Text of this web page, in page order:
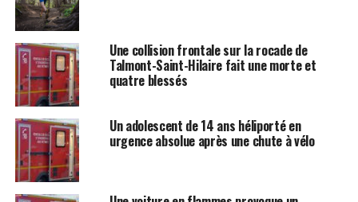
Une collision frontale sur la rocade de
Talmont-Saint-Hilaire fait une morte et
quatre blessés
Un adolescent de 14 ans héliporté en
urgence absolue après une chute à vélo